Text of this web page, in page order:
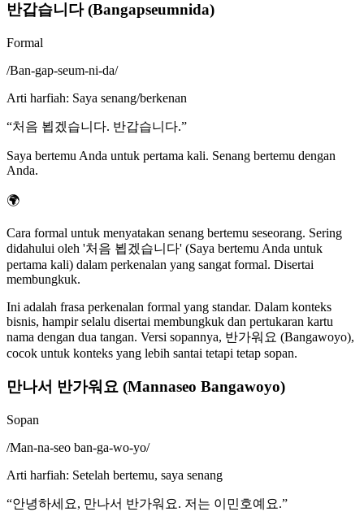
반갑습니다 (Bangapseumnida)
Formal
/Ban-gap-seum-ni-da/
Arti harfiah: Saya senang/berkenan
“처음 뵙겠습니다. 반갑습니다.”
Saya bertemu Anda untuk pertama kali. Senang bertemu dengan
Anda.
🌍
Cara formal untuk menyatakan senang bertemu seseorang. Sering
didahului oleh '처음 뵙겠습니다' (Saya bertemu Anda untuk
pertama kali) dalam perkenalan yang sangat formal. Disertai
membungkuk.
Ini adalah frasa perkenalan formal yang standar. Dalam konteks
bisnis, hampir selalu disertai membungkuk dan pertukaran kartu
nama dengan dua tangan. Versi sopannya, 반가워요 (Bangawoyo),
cocok untuk konteks yang lebih santai tetapi tetap sopan.
만나서 반가워요 (Mannaseo Bangawoyo)
Sopan
/Man-na-seo ban-ga-wo-yo/
Arti harfiah: Setelah bertemu, saya senang
“안녕하세요, 만나서 반가워요. 저는 이민호예요.”